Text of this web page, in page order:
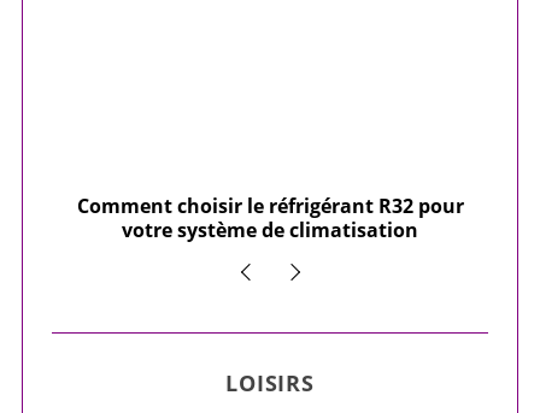
Comment choisir le réfrigérant R32 pour
votre système de climatisation
LOISIRS